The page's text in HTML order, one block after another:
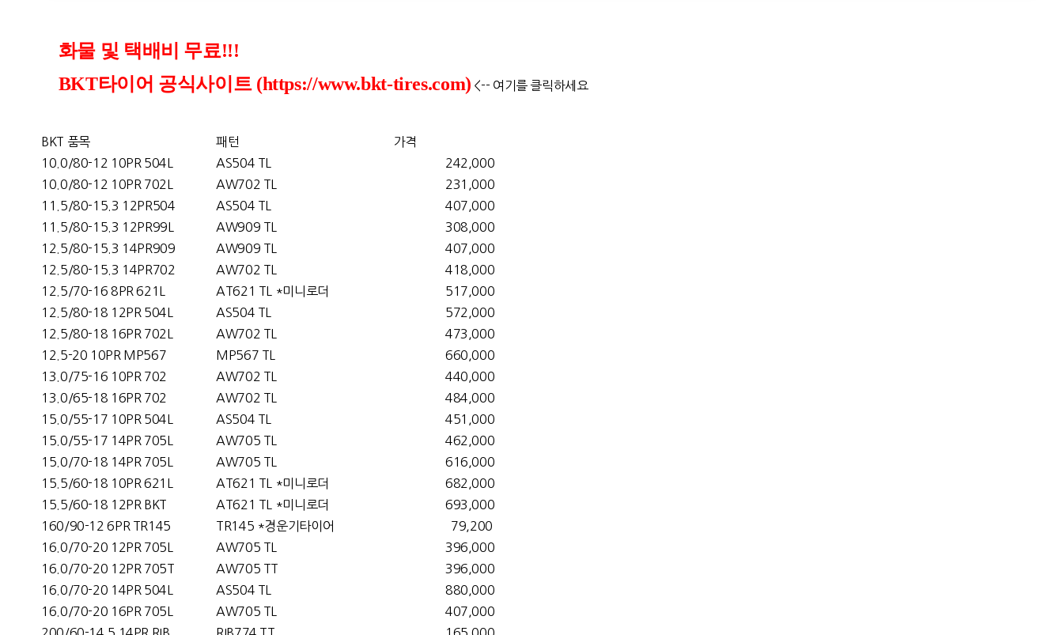
화물 및 택배비 무료!!!
BKT타이어 공식사이트 (https://www.bkt-tires.com) <-- 여기를 클릭하세요
BKT 품목 패턴
가격
10.0/80-12 10PR 504L
AS504 TL
242,000
10.0/80-12 10PR 702L
AW702 TL
231,000
11.5/80-15.3 12PR504
AS504 TL
407,000
11.5/80-15.3 12PR99L
AW909 TL
308,000
12.5/80-15.3 14PR909
AW909 TL
407,000
12.5/80-15.3 14PR702
AW702 TL
418,000
12.5/70-16 8PR 621L
AT621 TL *미니로더
517,000
12.5/80-18 12PR 504L
AS504 TL
572,000
12.5/80-18 16PR 702L
AW702 TL
473,000
12.5-20 10PR MP567
MP567 TL
660,000
13.0/75-16 10PR 702
AW702 TL
440,000
13.0/65-18 16PR 702
AW702 TL
484,000
15.0/55-17 10PR 504L
AS504 TL
451,000
15.0/55-17 14PR 705L
AW705 TL
462,000
15.0/70-18 14PR 705L
AW705 TL
616,000
15.5/60-18 10PR 621L
AT621 TL *미니로더
682,000
15.5/60-18 12PR BKT
AT621 TL *미니로더
693,000
160/90-12 6PR TR145
TR145 *경운기타이어
79,200
16.0/70-20 12PR 705L
AW705 TL
396,000
16.0/70-20 12PR 705T
AW705 TT
396,000
16.0/70-20 14PR 504L
AS504 TL
880,000
16.0/70-20 16PR 705L
AW705 TL
407,000